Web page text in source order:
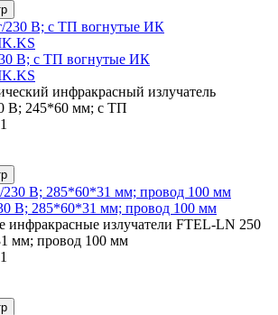
В; с ТП вогнутые ИК
инфракрасный излучатель
В; 245*60 мм; с ТП
В; 285*60*31 мм; провод 100 мм
инфракрасные излучатели FTEL-LN 250
мм; провод 100 мм